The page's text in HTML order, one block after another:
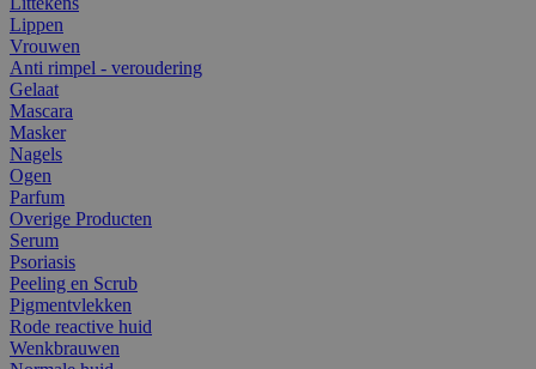
Lippen
Vrouwen
Anti rimpel - veroudering
Gelaat
Mascara
Masker
Nagels
Ogen
Parfum
Overige Producten
Serum
Psoriasis
Peeling en Scrub
Pigmentvlekken
Rode reactive huid
Wenkbrauwen